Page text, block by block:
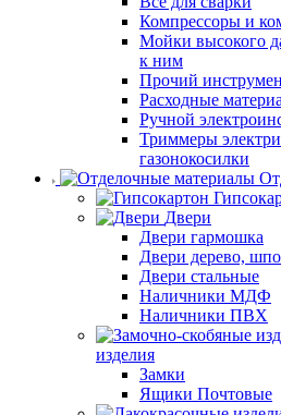
Компрессоры и
Мойки высокого
к ним
Прочий
Расходные
Ручной
Триммеры
газонокосилки
Двери
Двери гармошка
Двери дерево,
Двери стальные
Наличники МДФ
Наличники ПВХ
изделия
Замки
Ящики Почтовые